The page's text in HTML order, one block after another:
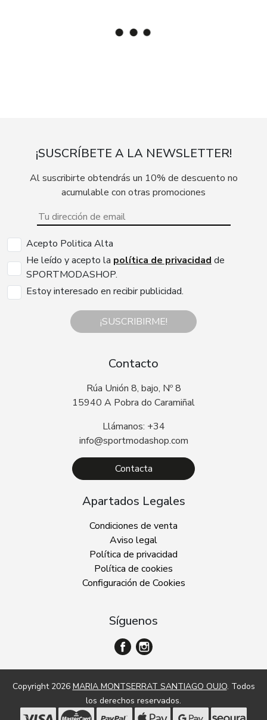
¡SUSCRÍBETE A LA NEWSLETTER!
Al suscribirte obtendrás un 10% de descuento no
acumulable con otras promociones
Acepto Politica Alta
He leído y acepto la política de privacidad de
SPORTMODASHOP.
Estoy interesado en recibir publicidad.
¡SUSCRIBIRME!
Contacto
Rúa Unión 8, bajo, Nº 8
15940 A Pobra do Caramiñal
Llámanos: +34
info@sportmodashop.com
Contacta
Apartados Legales
Condiciones de venta
Aviso legal
Política de privacidad
Política de cookies
Configuración de Cookies
Síguenos
Copyright 2026 MARIA MONTSERRAT SANTIAGO OUJO. Todos
los derechos reservados.